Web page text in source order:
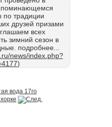
традиции
друзей призами
всех
зимний сезон в
подробнее...
news/index.php?
)
вода 17го